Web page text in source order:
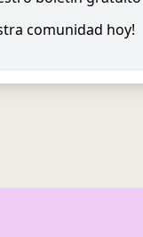
comunidad hoy!